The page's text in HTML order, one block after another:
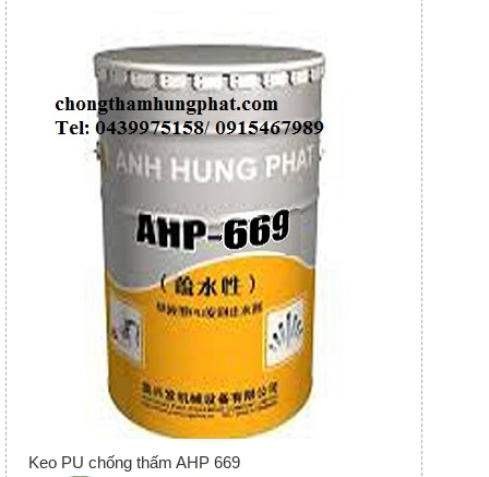
Keo PU chống thấm AHP 669